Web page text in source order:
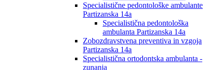
Specialistične pedontološke ambulante
Partizanska 14a
Specialistična pedontološka
ambulanta Partizanska 14a
Zobozdravstvena preventiva in vzgoja
Partizanska 14a
Specialistična ortodontska ambulanta -
zunanja